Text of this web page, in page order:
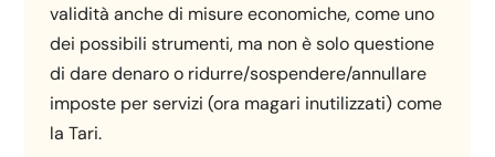
validità anche di misure economiche, come uno
dei possibili strumenti, ma non è solo questione
di dare denaro o ridurre/sospendere/annullare
imposte per servizi (ora magari inutilizzati) come
la Tari.